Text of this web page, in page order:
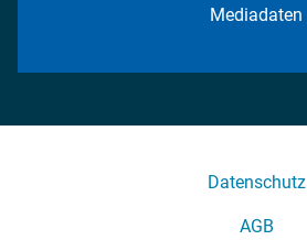
Mediadaten
Datenschutz
AGB